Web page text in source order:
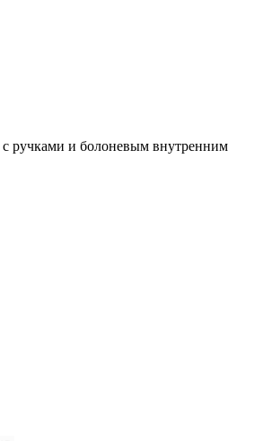
с ручками и болоневым внутренним